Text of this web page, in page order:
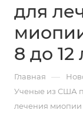
для
8 до 12
Главная —
Ученые из США
лечения миопии